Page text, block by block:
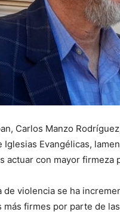
Carlos Manzo
Evangélicas,
actuar con mayor firmeza
de violencia se ha
firmes por parte de